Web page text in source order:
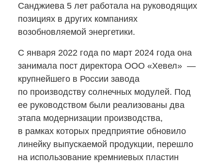
Санджиева 5 лет работала на руководящих
позициях в других компаниях
возобновляемой энергетики.
С января 2022 года по март 2024 года она
занимала пост директора ООО «Хевел» —
крупнейшего в России завода
по производству солнечных модулей. Под
ее руководством были реализованы два
этапа модернизации производства,
в рамках которых предприятие обновило
линейку выпускаемой продукции, перешло
на использование кремниевых пластин